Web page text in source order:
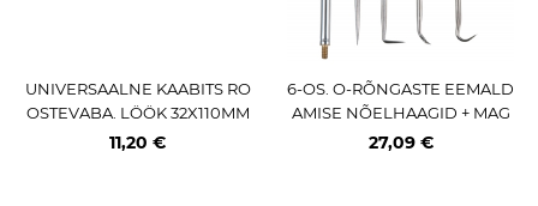
UNIVERSAALNE KAABITS RO
OSTEVABA. LÖÖK 32X110MM
TRIUMF
11,20 €
6-OS. O-RÕNGASTE EEMALD
AMISE NÕELHAAGID + MAG
NET KS TOOLS
27,09 €